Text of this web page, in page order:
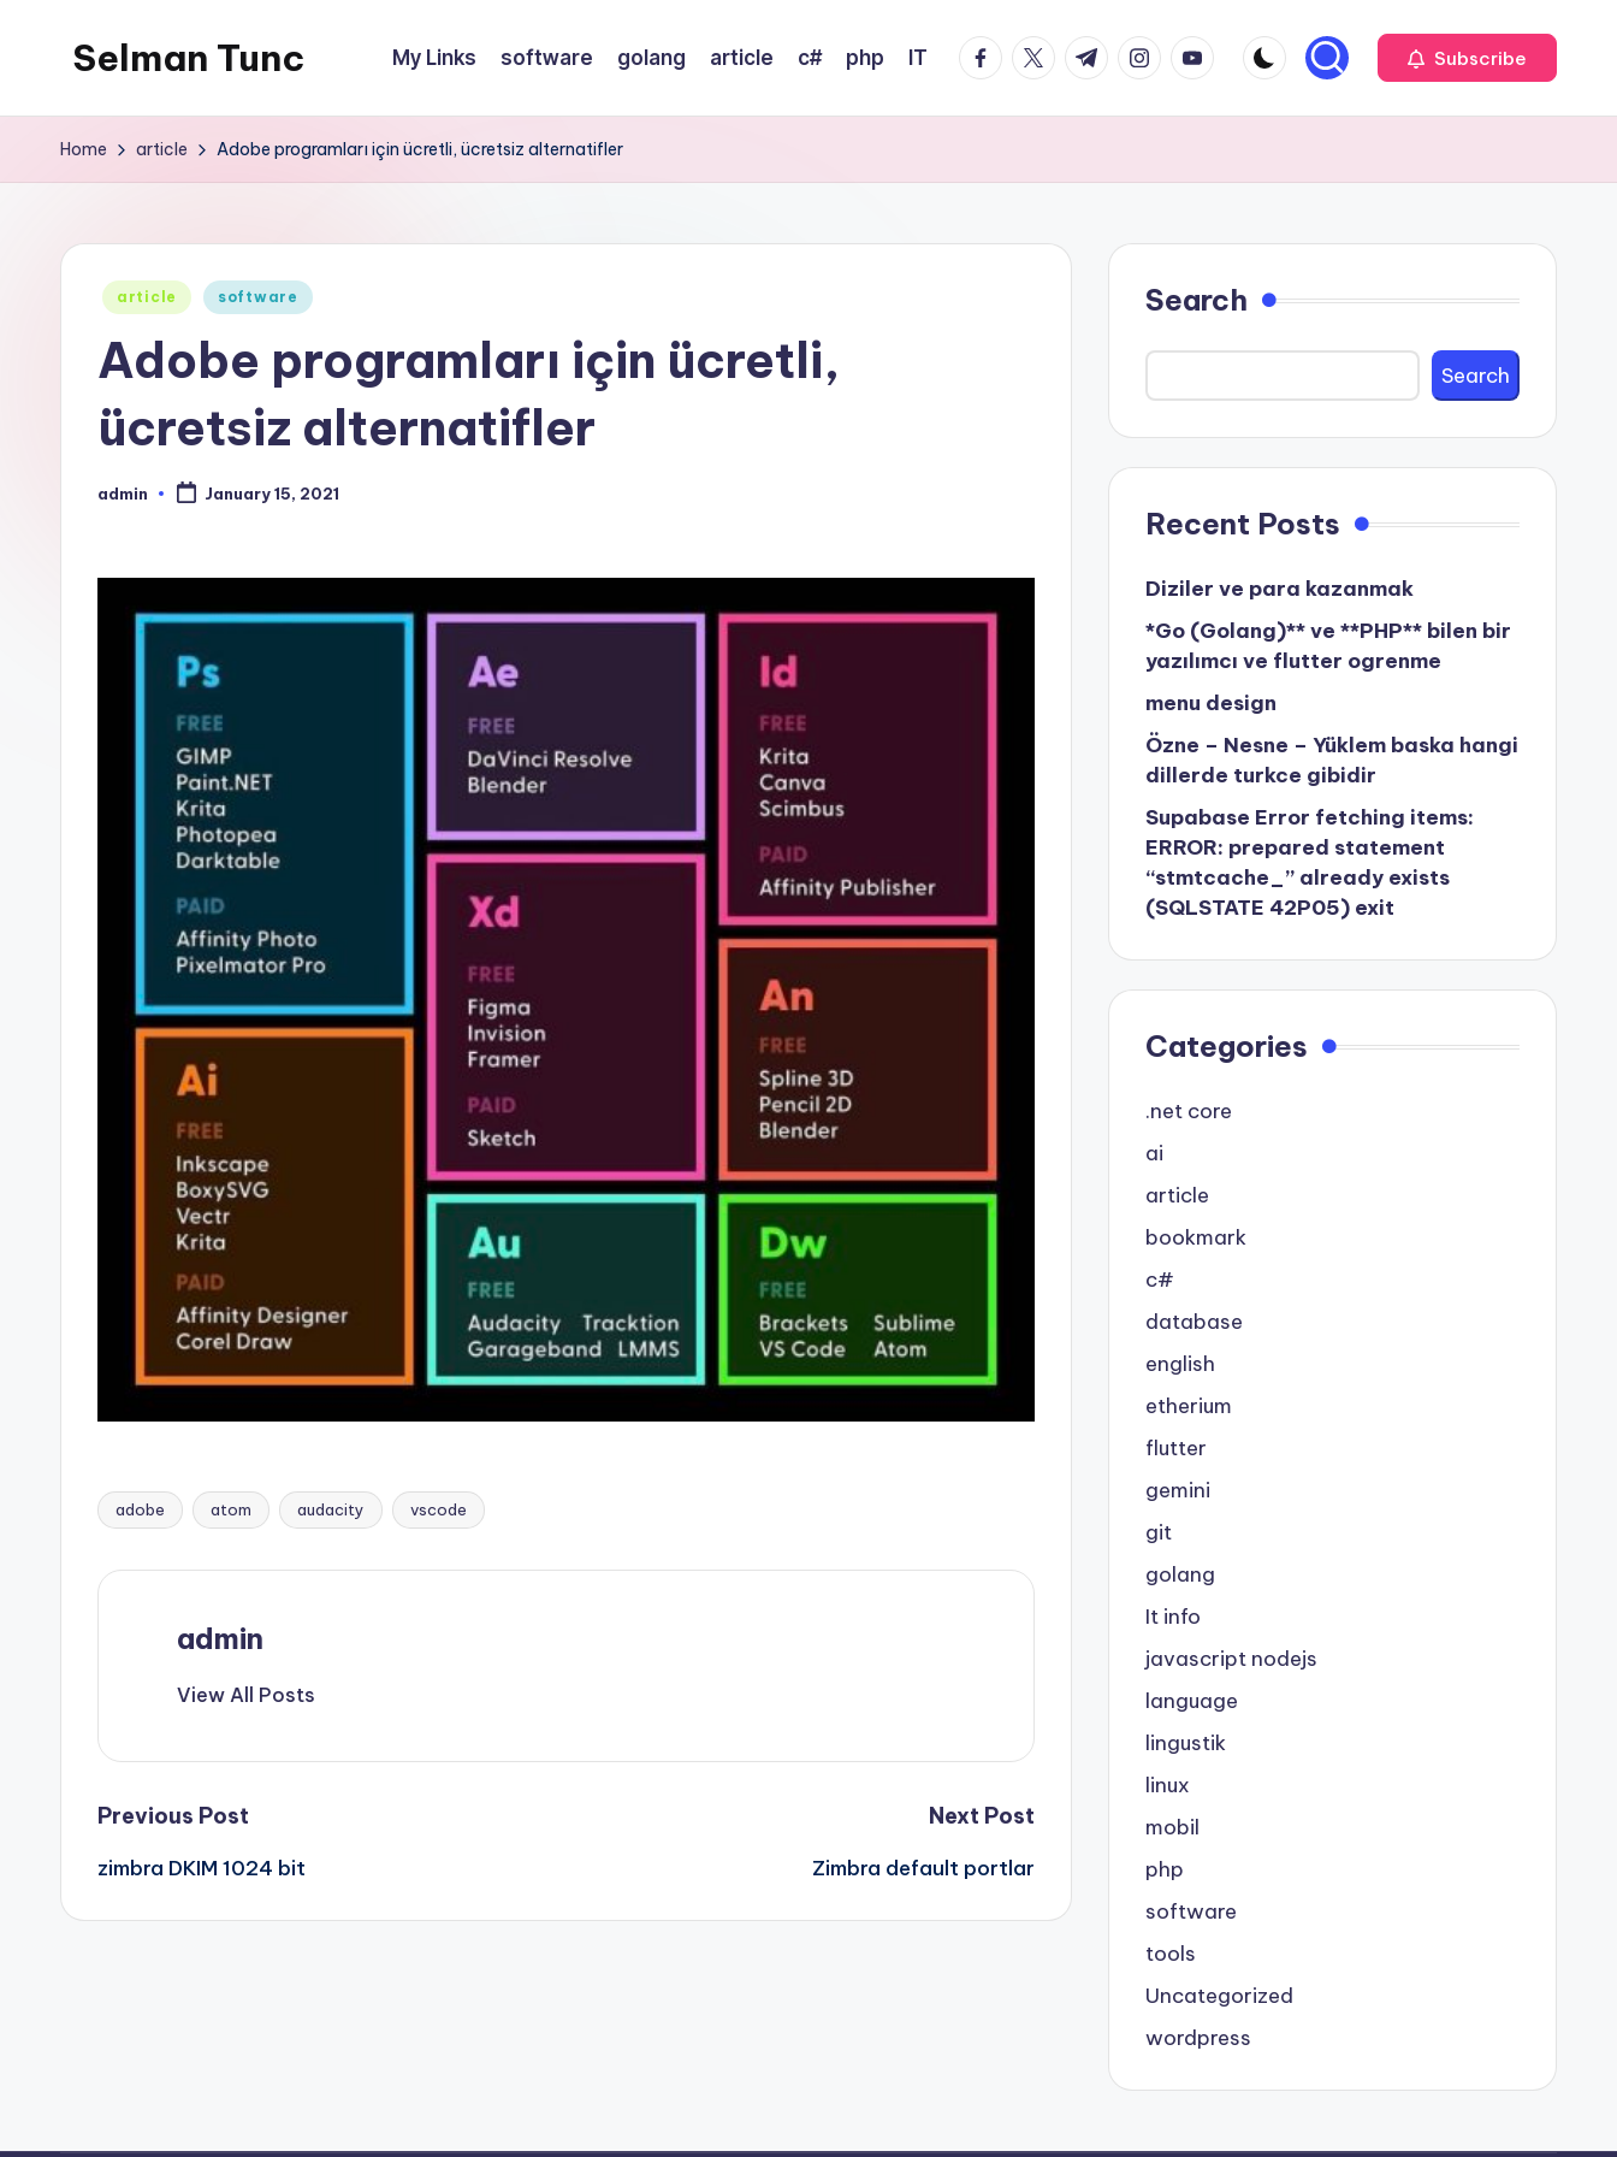
Selman Tunc My Links software golang article c# php IT facebook.com
twitter.com
t.me instagram.com
youtube.com Subscribe
Home article Adobe programları için ücretli, ücretsiz alternatifler
Posted
article software
Adobe programları için ücretli,
ücretsiz alternatifler
Posted
admin January 15, 2021
Tags:
adobe atom audacity vscode
admin
View All Posts
Post
navigation
Previous Post
zimbra DKIM 1024 bit
Next Post
Zimbra default portlar
Search
Search
Recent Posts
Diziler ve para kazanmak
*Go (Golang)** ve **PHP** bilen bir
yazılımcı ve flutter ogrenme
menu design
Özne – Nesne – Yüklem baska hangi
dillerde turkce gibidir
Supabase Error fetching items:
ERROR: prepared statement
“stmtcache_” already exists
(SQLSTATE 42P05) exit
Categories
.net core
ai
article
bookmark
c#
database
english
etherium
flutter
gemini
git
golang
It info
javascript nodejs
language
lingustik
linux
mobil
php
software
tools
Uncategorized
wordpress